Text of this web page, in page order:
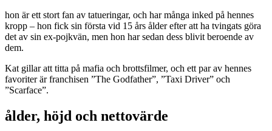
hon är ett stort fan av tatueringar, och har många inked på hennes
kropp – hon fick sin första vid 15 års ålder efter att ha tvingats göra
det av sin ex-pojkvän, men hon har sedan dess blivit beroende av
dem.
Kat gillar att titta på mafia och brottsfilmer, och ett par av hennes
favoriter är franchisen ”The Godfather”, ”Taxi Driver” och
”Scarface”.
ålder, höjd och nettovärde